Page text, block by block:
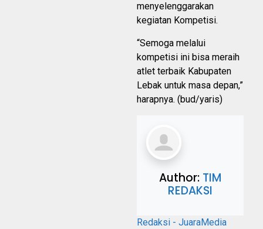
menyelenggarakan
kegiatan Kompetisi.
“Semoga melalui
kompetisi ini bisa meraih
atlet terbaik Kabupaten
Lebak untuk masa depan,”
harapnya. (bud/yaris)
Author: TIM
REDAKSI
Redaksi - JuaraMedia